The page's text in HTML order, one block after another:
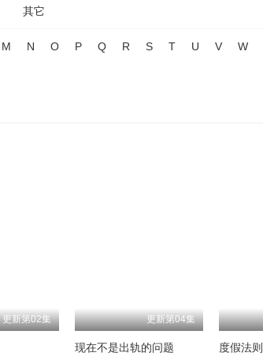
其它
M N O P Q R S T U V W
更新第02集 更新第04集
现在不是出轨的问题 度假法则